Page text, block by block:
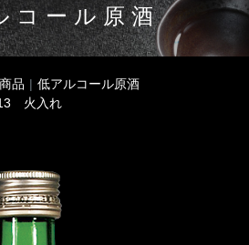
コール原酒
品
低アルコール原酒
火入れ